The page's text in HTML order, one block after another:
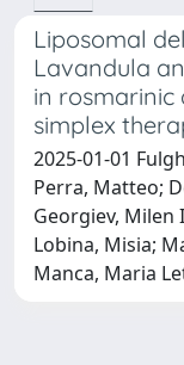
Liposomal
Lavandula
in rosmarinic
simplex
2025-01-01
Perra, Matteo;
Georgiev, Milen
Lobina, Misia;
Manca, Maria